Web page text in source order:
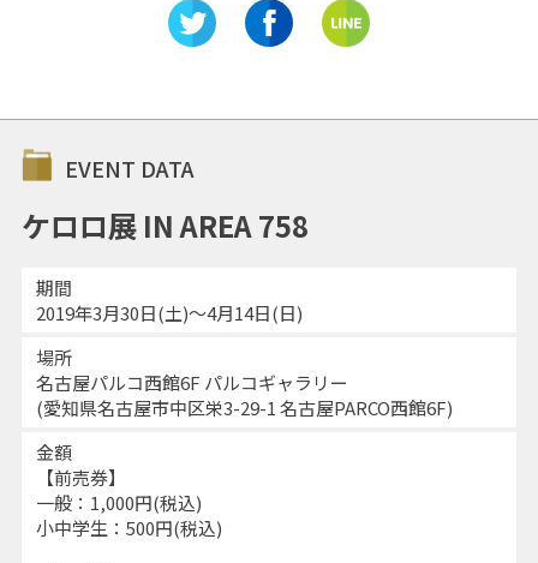
EVENT DATA
ケロロ展 IN AREA 758
期間
2019年3月30日(土)～4月14日(日)
場所
名古屋パルコ西館6F パルコギャラリー
(愛知県名古屋市中区栄3-29-1 名古屋PARCO西館6F)
金額
【前売券】
一般：1,000円(税込)
小中学生：500円(税込)